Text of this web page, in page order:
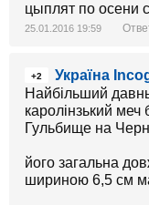
цыплят по осени
25.01.2016 19:59
+2
Україна
Найбільший
каролінзький меч
Гульбище на
його загальна
шириною 6,5 см